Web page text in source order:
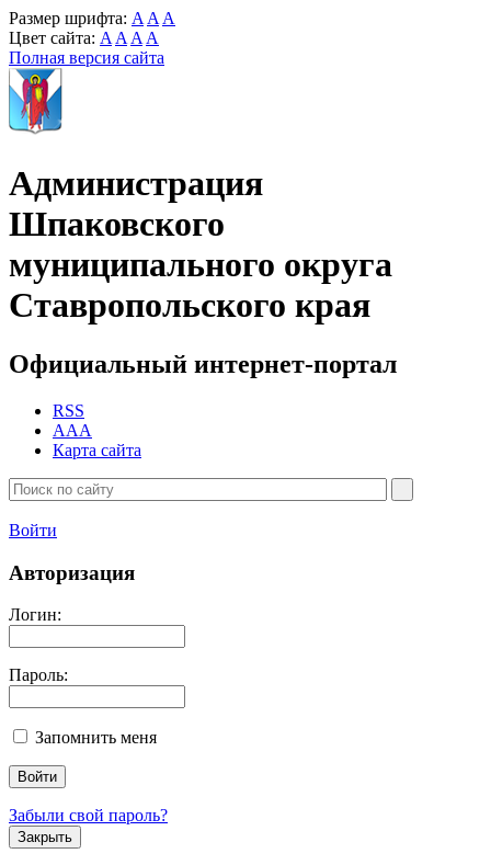
Размер шрифта: A A A
Цвет сайта: A A A A
Полная версия сайта
Администрация
Шпаковского
муниципального округа
Ставропольского края
Официальный интернет-портал
RSS
AAA
Карта сайта
Войти
Авторизация
Логин:
Пароль:
Запомнить меня
Забыли свой пароль?
Закрыть